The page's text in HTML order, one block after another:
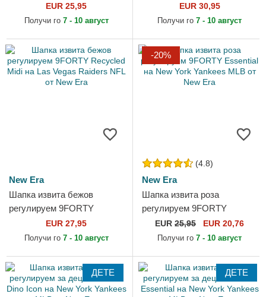
Essential на New York
Yankees MLB от New Era
EUR 25,95
Получи го 7 - 10 август
Recycled Stripe на Valentino
Rossi VR46 MotoGP от New
EUR 30,95
Получи го 7 - 10 август
New Era
Шапка извита бежов
регулируем 9FORTY
Recycled Midi на Las Vegas
Raiders NFL от New Era
EUR 27,95
Получи го 7 - 10 август
-20%
(4.8)
New Era
Шапка извита роза
регулируем 9FORTY
Essential на New York
Yankees MLB от New Era
EUR 25,95 EUR 20,76
Получи го 7 - 10 август
ДЕТЕ ДЕТЕ